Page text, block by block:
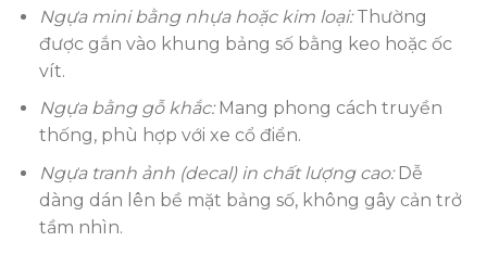
Ngựa mini bằng nhựa hoặc kim loại:Thường
được gắn vào khung bảng số bằng keo hoặc ốc
vít.
Ngựa bằng gỗ khắc:Mang phong cách truyền
thống, phù hợp với xe cổ điển.
Ngựa tranh ảnh (decal) in chất lượng cao:Dễ
dàng dán lên bề mặt bảng số, không gây cản trở
tầm nhìn.